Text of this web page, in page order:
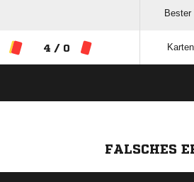
Bester
4 / 0
FALSCHES